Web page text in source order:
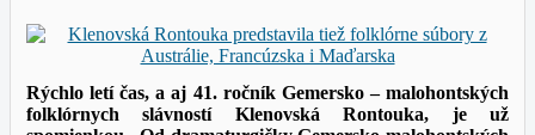
Rýchlo letí čas, a aj 41. ročník Gemersko – malohontských
folklórnych slávností Klenovská Rontouka, je už